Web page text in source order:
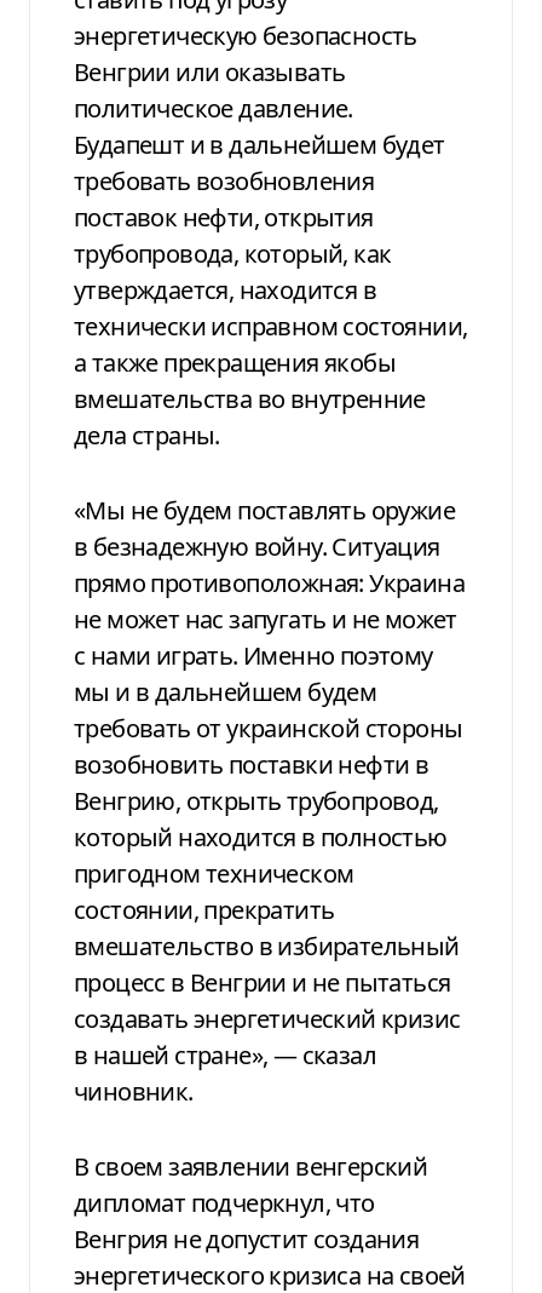
энергетическую безопасность
Венгрии или оказывать
политическое давление.
Будапешт и в дальнейшем будет
требовать возобновления
поставок нефти, открытия
трубопровода, который, как
утверждается, находится в
технически исправном состоянии,
а также прекращения якобы
вмешательства во внутренние
дела страны.
«Мы не будем поставлять оружие
в безнадежную войну. Ситуация
прямо противоположная: Украина
не может нас запугать и не может
с нами играть. Именно поэтому
мы и в дальнейшем будем
требовать от украинской стороны
возобновить поставки нефти в
Венгрию, открыть трубопровод,
который находится в полностью
пригодном техническом
состоянии, прекратить
вмешательство в избирательный
процесс в Венгрии и не пытаться
создавать энергетический кризис
в нашей стране», — сказал
чиновник.
В своем заявлении венгерский
дипломат подчеркнул, что
Венгрия не допустит создания
энергетического кризиса на своей